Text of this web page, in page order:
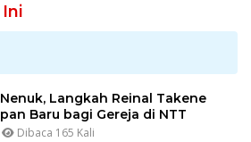
Langkah Reinal Takene
Baru bagi Gereja di NTT
Dibaca 165 Kali